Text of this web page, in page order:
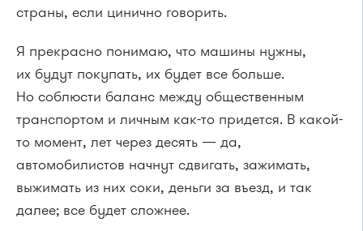
страны, если цинично говорить.
Я прекрасно понимаю, что машины нужны,
их будут покупать, их будет все больше.
Но соблюсти баланс между общественным
транспортом и личным как-то придется. В какой-
то момент, лет через десять — да,
автомобилистов начнут сдвигать, зажимать,
выжимать из них соки, деньги за въезд, и так
далее; все будет сложнее.